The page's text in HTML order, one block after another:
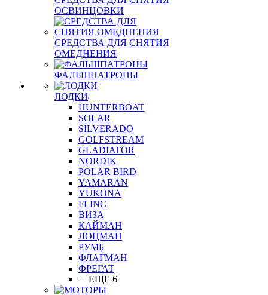
ОСВИНЦОВКИ
СРЕДСТВА ДЛЯ СНЯТИЯ
ОМЕДНЕНИЯ
ФАЛЬШПАТРОНЫ
ЛОДКИ
HUNTERBOAT
SOLAR
SILVERADO
GOLFSTREAM
GLADIATOR
NORDIK
POLAR BIRD
YAMARAN
YUKONA
FLINC
ВИЗА
КАЙМАН
ЛОЦМАН
РУМБ
ФЛАГМАН
ФРЕГАТ
+ ЕЩЕ 6